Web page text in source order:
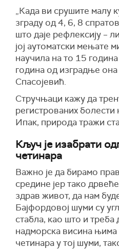
„Када ви срушите малу
зграду од 4, 6, 8
што даје рефлексију –
јој аутоматски мењате
научила на то 15
година од изградње
Спасојевић.
Стручњаци кажу да
регистрованих
Ипак, природа тражи
Кључ је изабрати
четинара
Важно је да бирамо
средине јер тако
здрав живот, да нам
Бајфордовој шуми су
стабла, као што и треба
надморска висина
четинара у тој шуми,